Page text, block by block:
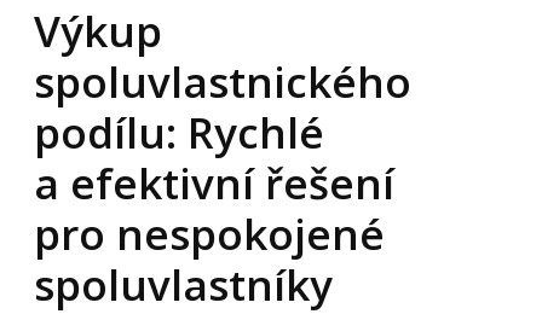
Výkup
spoluvlastnického
podílu: Rychlé
a efektivní řešení
pro nespokojené
spoluvlastníky